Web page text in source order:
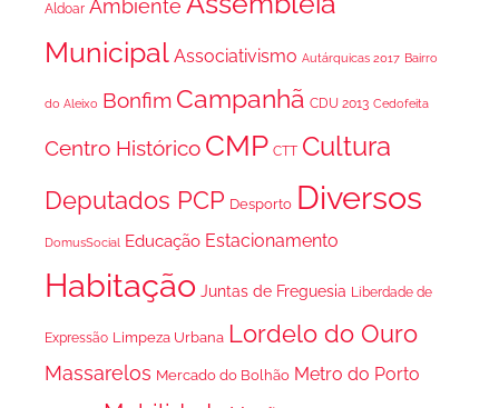
Aldoar Ambiente
Municipal Associativismo Autárquicas 2017 Bairro
do Aleixo Bonfim Campanhã CDU 2013 Cedofeita
Centro Histórico CMP CTT Cultura
Deputados PCP Desporto Diversos
DomusSocial Educação Estacionamento
Habitação Juntas de Freguesia Liberdade de
Expressão Limpeza Urbana Lordelo do Ouro
Massarelos Mercado do Bolhão Metro do Porto